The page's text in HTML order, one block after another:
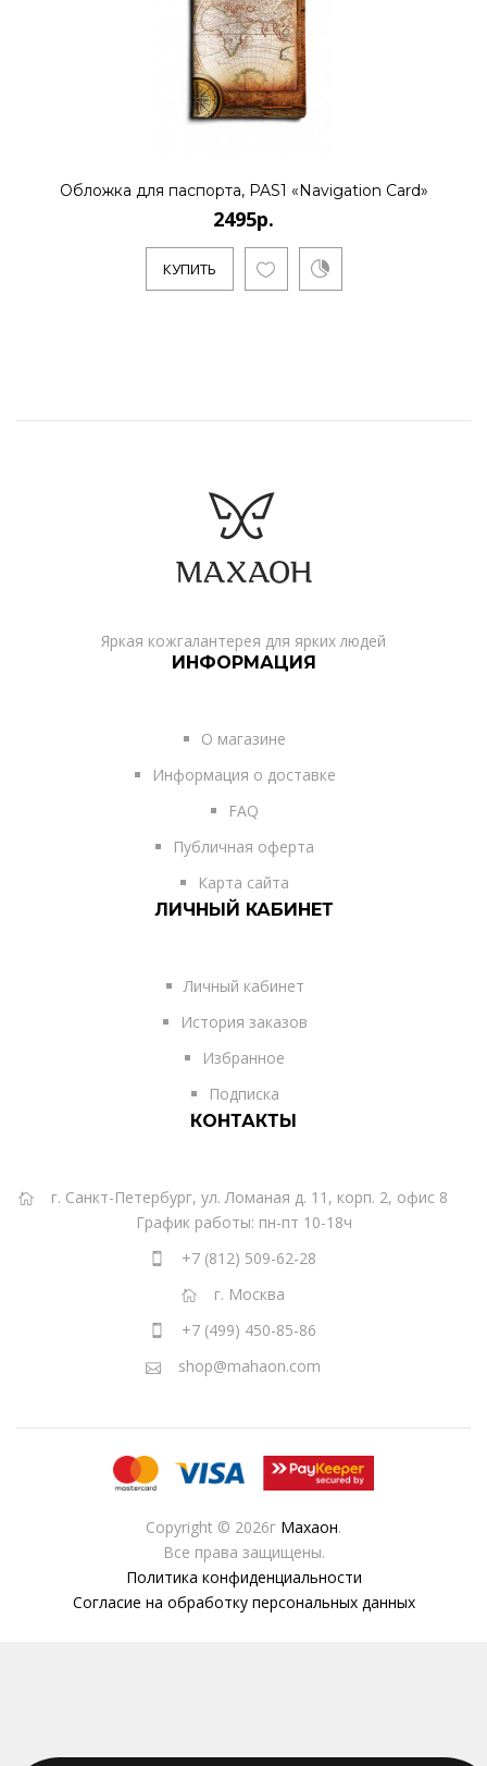
Обложка для паспорта, PAS1 «Navigation Card»
2495р.
КУПИТЬ
Яркая кожгалантерея для ярких людей
ИНФОРМАЦИЯ
О магазине
Информация о доставке
FAQ
Публичная оферта
Карта сайта
ЛИЧНЫЙ КАБИНЕТ
Личный кабинет
История заказов
Избранное
Подписка
КОНТАКТЫ
г. Санкт-Петербург, ул. Ломаная д. 11, корп. 2, офис 8
График работы: пн-пт 10-18ч
+7 (812) 509-62-28
г. Москва
+7 (499) 450-85-86
shop@mahaon.com
Copyright © 2026г Махаон.
Все права защищены.
Политика конфиденциальности
Согласие на обработку персональных данных